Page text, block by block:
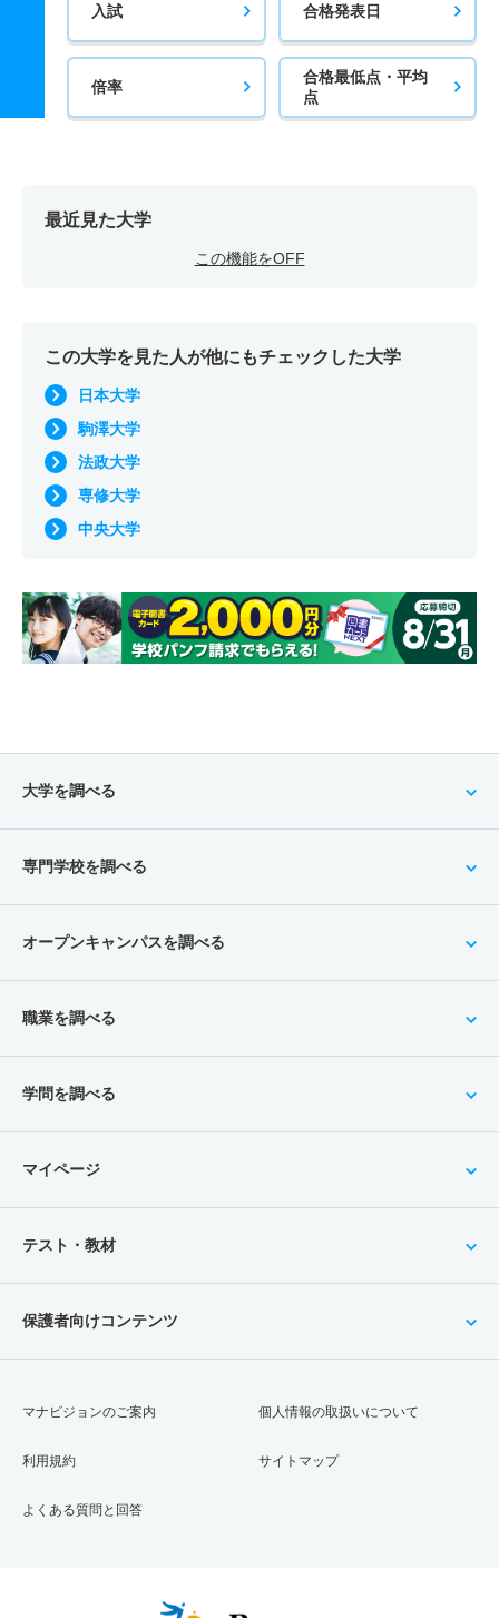
入試 合格発表日
倍率
合格最低点・平均
点
最近見た大学
この機能をOFF
この大学を見た人が他にもチェックした大学
日本大学
駒澤大学
法政大学
専修大学
中央大学
大学を調べる
専門学校を調べる
オープンキャンパスを調べる
職業を調べる
学問を調べる
マイページ
テスト・教材
保護者向けコンテンツ
マナビジョンのご案内
利用規約
よくある質問と回答
個人情報の取扱いについて
サイトマップ